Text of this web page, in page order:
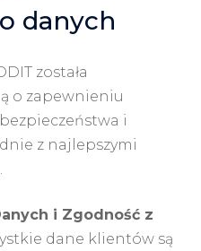
danych
została
o zapewnieniu
i
z najlepszymi
i Zgodność z
dane klientów są